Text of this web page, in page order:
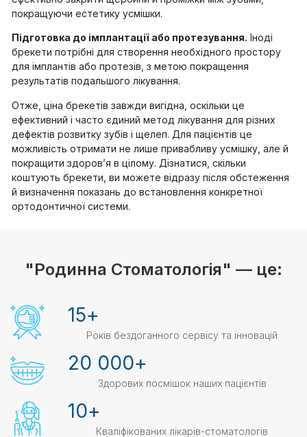
покращуючи естетику усмішки.
Підготовка до імплантації або протезування. Іноді
брекети потрібні для створення необхідного простору
для імплантів або протезів, з метою покращення
результатів подальшого лікування.
Отже, ціна брекетів завжди вигідна, оскільки це
ефективний і часто єдиний метод лікування для різних
дефектів розвитку зубів і щелеп. Для пацієнтів це
можливість отримати не лише привабливу усмішку, але й
покращити здоров’я в цілому. Дізнатися, скільки
коштують брекети, ви можете відразу після обстеження
й визначення показань до встановлення конкретної
ортодонтичної системи.
"Родинна Стоматологія" — це:
Років бездоганного сервісу та інновацій
15+
Здорових посмішок наших пацієнтів
20 000+
Кваліфікованих лікарів-стоматологів
10+